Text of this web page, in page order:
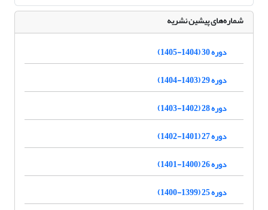
شماره‌های پیشین نشریه
دوره 30 (1404-1405)
دوره 29 (1403-1404)
دوره 28 (1402-1403)
دوره 27 (1401-1402)
دوره 26 (1400-1401)
دوره 25 (1399-1400)